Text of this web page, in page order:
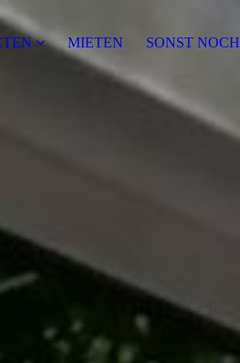
MIETEN SONST NOCH